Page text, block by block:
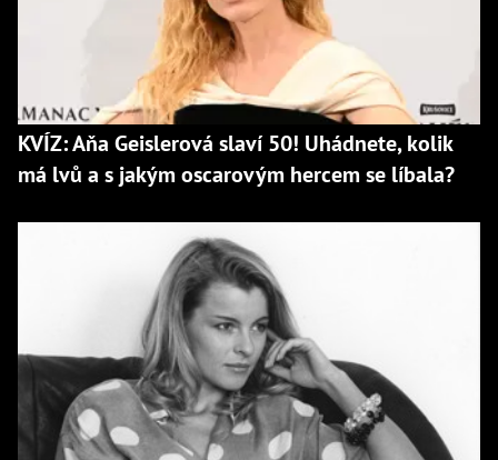
KVÍZ: Aňa Geislerová slaví 50! Uhádnete, kolik
má lvů a s jakým oscarovým hercem se líbala?